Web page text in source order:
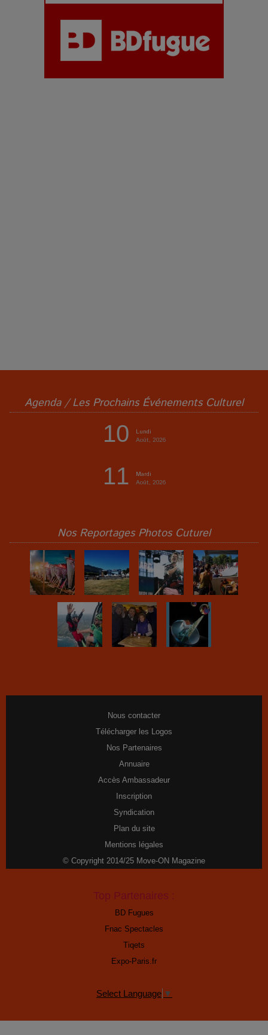
Agenda / Les Prochains Événements Culturel
10
Lundi
Août, 2026
11
Mardi
Août, 2026
Nos Reportages Photos Cuturel
Nous contacter
Télécharger les Logos
Nos Partenaires
Annuaire
Accès Ambassadeur
Inscription
Syndication
Plan du site
Mentions légales
© Copyright 2014/25 Move-ON Magazine
BD Fugues
Fnac Spectacles
Tiqets
Expo-Paris.fr
Select Language ▼